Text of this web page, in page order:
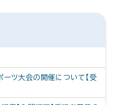
ーツ大会の開催について【受